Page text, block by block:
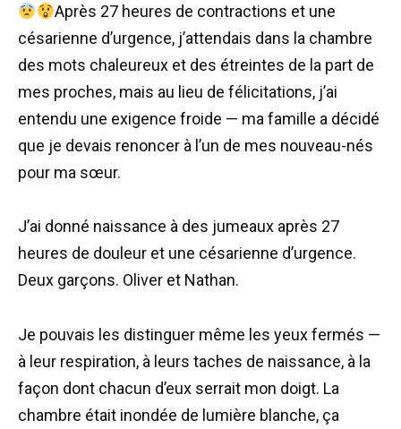
Après 27 heures de contractions et une
césarienne d’urgence, j’attendais dans la chambre
des mots chaleureux et des étreintes de la part de
mes proches, mais au lieu de félicitations, j’ai
entendu une exigence froide — ma famille a décidé
que je devais renoncer à l’un de mes nouveau-nés
pour ma sœur.
J’ai donné naissance à des jumeaux après 27
heures de douleur et une césarienne d’urgence.
Deux garçons. Oliver et Nathan.
Je pouvais les distinguer même les yeux fermés —
à leur respiration, à leurs taches de naissance, à la
façon dont chacun d’eux serrait mon doigt. La
chambre était inondée de lumière blanche, ça